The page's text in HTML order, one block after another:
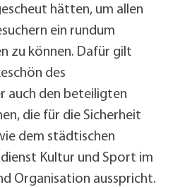
hätten, um allen
ein rundum
zu können. Dafür gilt
des
auch den beteiligten
die für die Sicherheit
dem städtischen
Kultur und Sport im
Organisation ausspricht.